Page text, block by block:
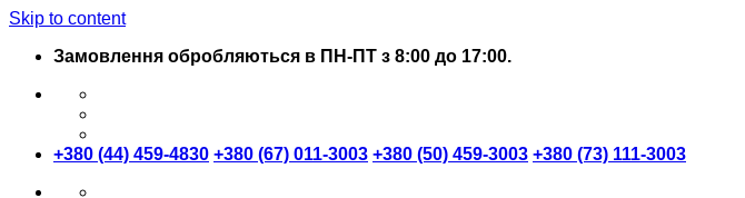
Skip to content
Замовлення обробляються в ПН-ПТ з 8:00 до 17:00.
+380 (44) 459-4830 +380 (67) 011-3003 +380 (50) 459-3003 +380 (73) 111-3003